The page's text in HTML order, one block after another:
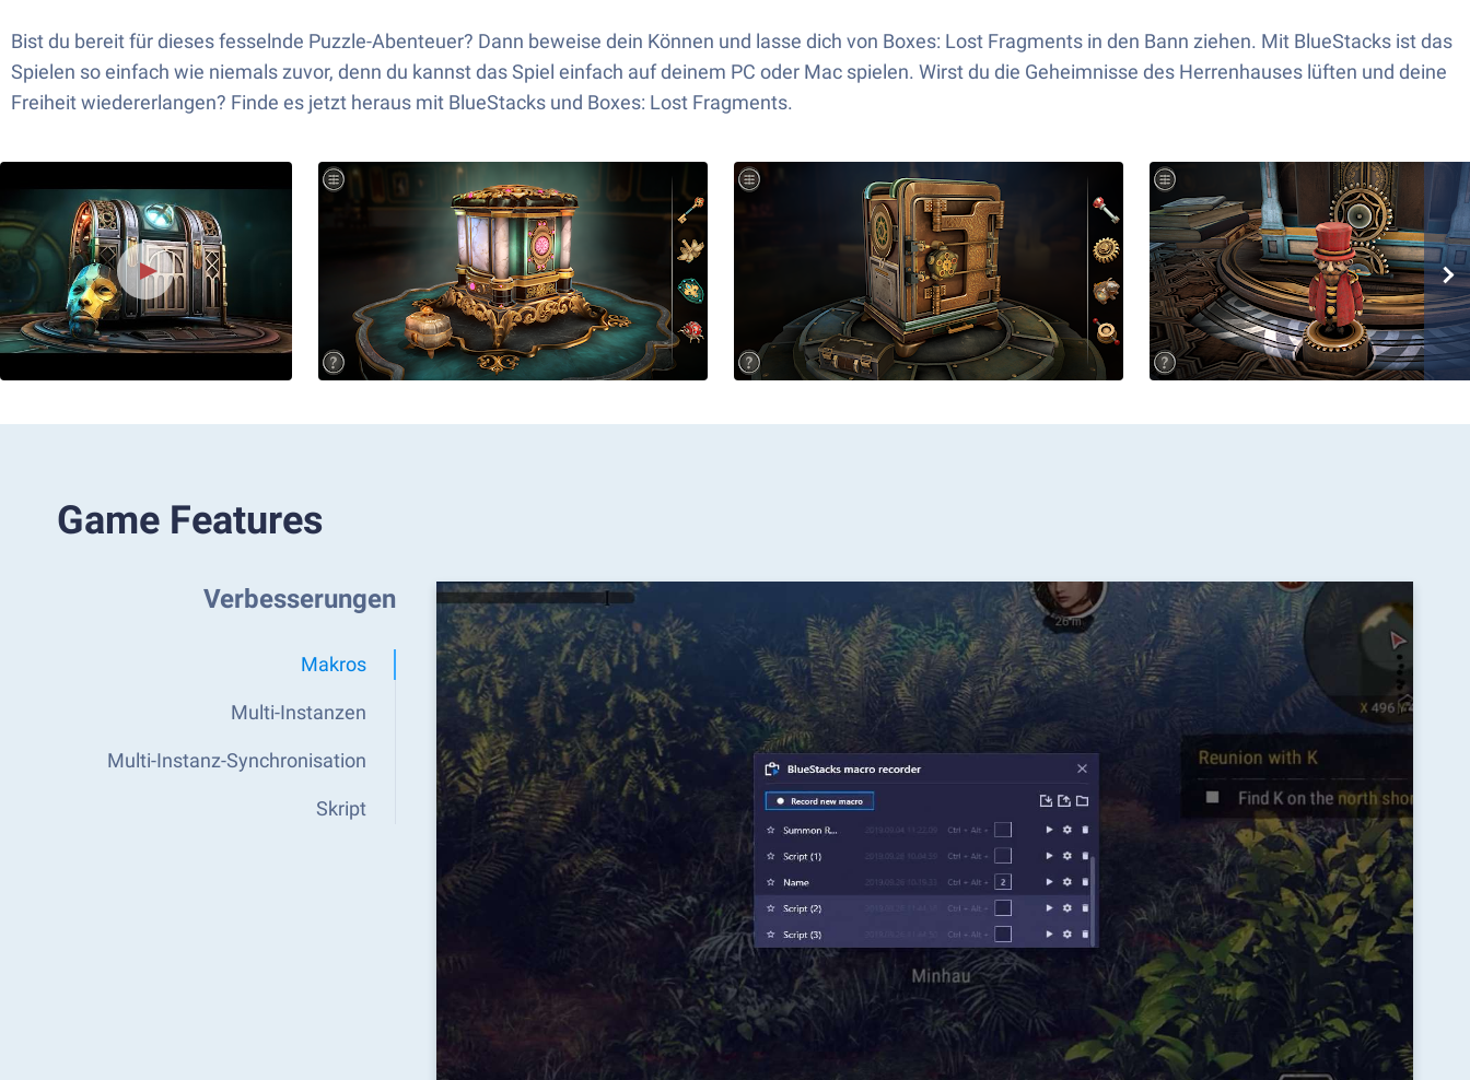
Bist du bereit für dieses fesselnde Puzzle-Abenteuer? Dann beweise dein Können und lasse dich von Boxes: Lost Fragments in den Bann ziehen. Mit BlueStacks ist das
Spielen so einfach wie niemals zuvor, denn du kannst das Spiel einfach auf deinem PC oder Mac spielen. Wirst du die Geheimnisse des Herrenhauses lüften und deine
Freiheit wiedererlangen? Finde es jetzt heraus mit BlueStacks und Boxes: Lost Fragments.
Game Features
Verbesserungen
Makros
Multi-Instanzen
Multi-Instanz-Synchronisation
Skript